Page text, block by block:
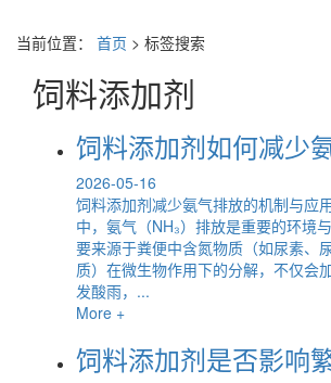
当前位置： 首页 > 标签搜索
饲料添加剂
饲料添加剂如何减少
2026-05-16
饲料添加剂减少氨气排放的机制与应
中，氨气（NH₃）排放是重要的环境
要来源于粪便中含氮物质（如尿素、
质）在微生物作用下的分解，不仅会
发酸雨，...
More +
饲料添加剂是否影响